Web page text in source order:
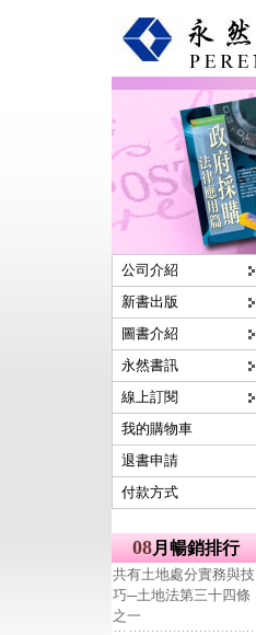
公司介紹
新書出版
圖書介紹
永然書訊
線上訂閱
我的購物車
退書申請
付款方式
08月暢銷排行
共有土地處分實務與技
巧─土地法第三十四條
之一